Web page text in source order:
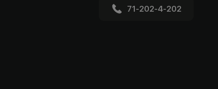
71-202-4-202